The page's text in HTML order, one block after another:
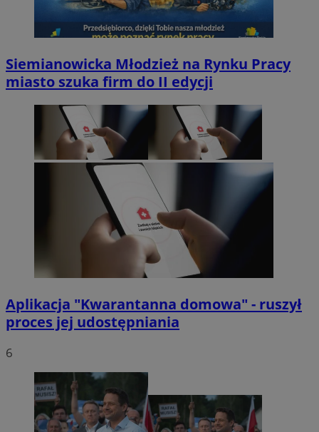
Siemianowicka Młodzież na Rynku Pracy
miasto szuka firm do II edycji
Aplikacja "Kwarantanna domowa" - ruszył
proces jej udostępniania
6